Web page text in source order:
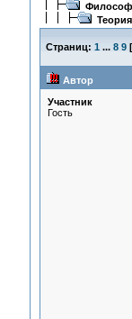
Страниц: 1 ... 8 9[
Автор
Участник
Гость